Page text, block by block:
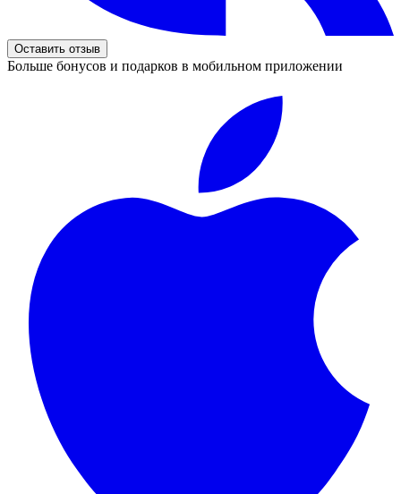
Оставить отзыв
Больше бонусов и подарков в мобильном приложении